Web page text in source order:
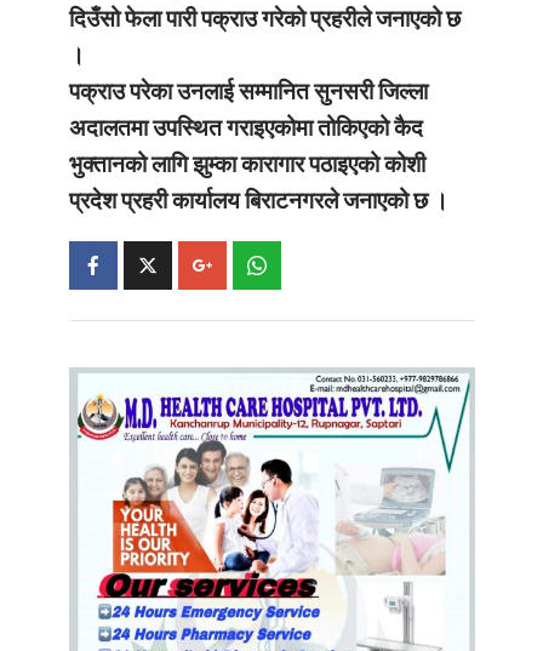
दिउँसो फेला पारी पक्राउ गरेको प्रहरीले जनाएको छ
।
पक्राउ परेका उनलाई सम्मानित सुनसरी जिल्ला
अदालतमा उपस्थित गराइएकोमा तोकिएको कैद
भुक्तानको लागि झुम्का कारागार पठाइएको कोशी
प्रदेश प्रहरी कार्यालय बिराटनगरले जनाएको छ ।